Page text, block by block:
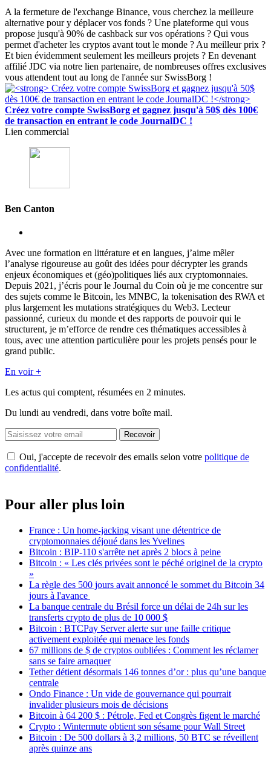
A la fermeture de l'exchange Binance, vous cherchez la meilleure
alternative pour y déplacer vos fonds ? Une plateforme qui vous
propose jusqu'à 90% de cashback sur vos opérations ? Qui vous
permet d'acheter les cryptos avant tout le monde ? Au meilleur prix ?
Et bien évidemment seulement les meilleurs projets ? En devenant
affilié JDC via notre lien partenaire, de nombreuses offres exclusives
vous attendent tout au long de l'année sur SwissBorg !
Créez votre compte SwissBorg et gagnez jusqu'à 50$ dès 100€
de transaction en entrant le code JournalDC !
Lien commercial
Ben Canton
Avec une formation en littérature et en langues, j’aime mêler
l’analyse rigoureuse au goût des idées pour décrypter les grands
enjeux économiques et (géo)politiques liés aux cryptomonnaies.
Depuis 2021, j’écris pour le Journal du Coin où je me concentre sur
des sujets comme le Bitcoin, les MNBC, la tokenisation des RWA et
plus largement les mutations stratégiques du Web3. Lecteur
passionné, curieux du monde et des rapports de pouvoir qui le
structurent, je m’efforce de rendre ces thématiques accessibles à
tous, avec une attention particulière pour les projets pensés pour le
grand public.
En voir +
Les actus qui comptent, résumées en 2 minutes.
Du lundi au vendredi, dans votre boîte mail.
Recevoir
Oui, j'accepte de recevoir des emails selon votre politique de
confidentialité.
Pour aller plus loin
France : Un home-jacking visant une détentrice de
cryptomonnaies déjoué dans les Yvelines
Bitcoin : BIP-110 s'arrête net après 2 blocs à peine
Bitcoin : « Les clés privées sont le péché originel de la crypto
»
La règle des 500 jours avait annoncé le sommet du Bitcoin 34
jours à l'avance
La banque centrale du Brésil force un délai de 24h sur les
transferts crypto de plus de 10 000 $
Bitcoin : BTCPay Server alerte sur une faille critique
activement exploitée qui menace les fonds
67 millions de $ de cryptos oubliées : Comment les réclamer
sans se faire arnaquer
Tether détient désormais 146 tonnes d’or : plus qu’une banque
centrale
Ondo Finance : Un vide de gouvernance qui pourrait
invalider plusieurs mois de décisions
Bitcoin à 64 200 $ : Pétrole, Fed et Congrès figent le marché
Crypto : Wintermute obtient son sésame pour Wall Street
Bitcoin : De 500 dollars à 3,2 millions, 50 BTC se réveillent
après quinze ans